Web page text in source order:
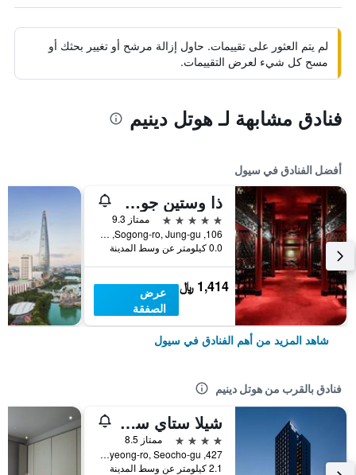
لم يتم العثور على تقييمات. حاول إزالة مرشح أو تغيير بحثك أو
مسح كل شيء لعرض التقييمات.
فنادق مشابهة لـ هوتل دينيم
أفضل الفنادق في سيول
ذا وستين جوسون سول
5 نجوم
ممتاز 9.3
106, Sogong-ro, Jung-gu, سيول, كوريا الجنوبية
0.0 كيلومتر عن وسط المدينة
1,414 ﷼
عرض
الصفقة
شاهد المزيد من أهم الفنادق في سيول
فنادق بالقرب من هوتل دينيم
شيلا ستاي سيوتشو جاننام ستيشن
4 نجوم
ممتاز 8.5
427, Hyoryeong-ro, Seocho-gu, سيول, كوريا الجنوبية
2.1 كيلومتر عن وسط المدينة